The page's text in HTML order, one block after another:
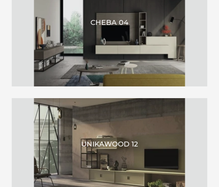
CHEBA 04
UNIKAWOOD 12